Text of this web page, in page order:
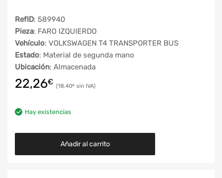
RefID: 589940
Pieza: FARO IZQUIERDO
Vehículo: VOLKSWAGEN T4 TRANSPORTER BUS
Estado: Material de segunda mano
Ubicación: Almacenada
22,26€ 18,40€
Hay existencias
Añadir al carrito